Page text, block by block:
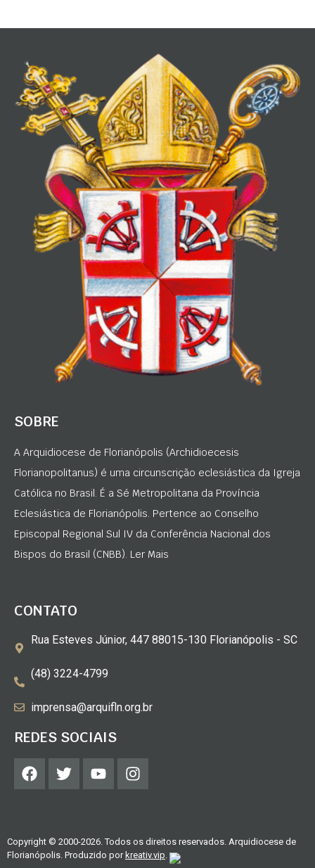
SOBRE
A Arquidiocese de Florianópolis (Archidioecesis
Florianopolitanus) é uma circunscrição eclesiástica da Igreja
Católica no Brasil. É a Sé Metropolitana da Província
Eclesiástica de Florianópolis. Pertence ao Conselho
Episcopal Regional Sul IV da Conferência Nacional dos
Bispos do Brasil (CNBB). Ler Mais
CONTATO
Rua Esteves Júnior, 447 88015-130 Florianópolis - SC
(48) 3224-4799
imprensa@arquifln.org.br
REDES SOCIAIS
Copyright © 2000-2026. Todos os direitos reservados. Arquidiocese de
Florianópolis. Produzido porkreativ.vip